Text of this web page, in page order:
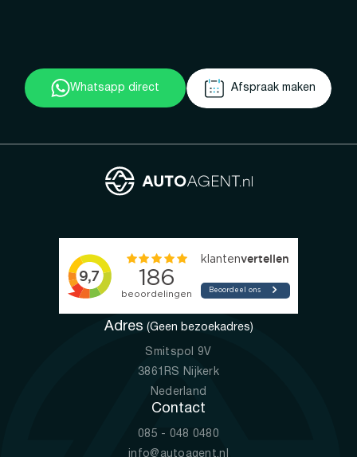
Whatsapp direct Afspraak maken
Adres (Geen bezoekadres)
Smitspol 9V
3861RS Nijkerk
Nederland
Contact
085 - 048 0480
info@autoagent.nl